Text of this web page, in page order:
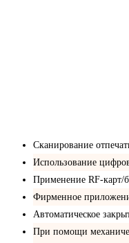
Сканирование
Использование
Применение RF-карт/
Фирменное
Автоматическое
При помощи